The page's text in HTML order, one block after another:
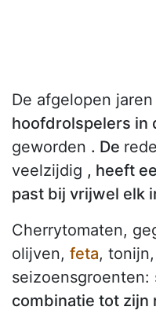
De afgelopen
hoofdrolspelers in
geworden . De
veelzijdig , heeft
past bij vrijwel elk
Cherrytomaten,
olijven, feta, tonijn,
combinatie tot zijn